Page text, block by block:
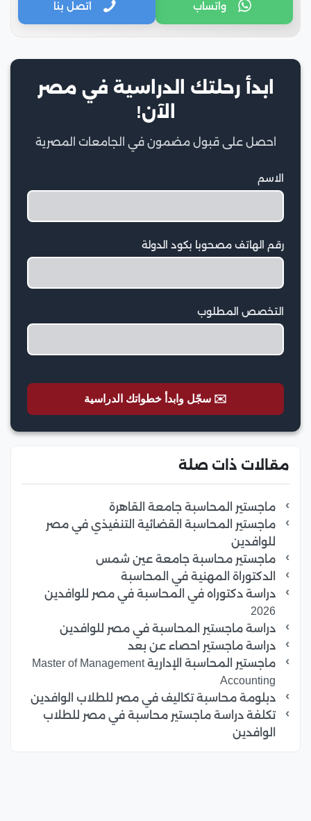
واتساب اتصل بنا
ابدأ رحلتك الدراسية في مصر
الآن!
احصل على قبول مضمون في الجامعات المصرية
الاسم
رقم الهاتف مصحوبا بكود الدولة
التخصص المطلوب
✉️ سجّل وابدأ خطواتك الدراسية
مقالات ذات صلة
ماجستير المحاسبة جامعة القاهرة
ماجستير المحاسبة القضائية التنفيذي في مصر
للوافدين
ماجستير محاسبة جامعة عين شمس
الدكتوراة المهنية في المحاسبة
دراسة دكتوراه في المحاسبة في مصر للوافدين
2026
دراسة ماجستير المحاسبة في مصر للوافدين
دراسة ماجستير احصاء عن بعد
ماجستير المحاسبة الإدارية Master of Management
Accounting
دبلومة محاسبة تكاليف في مصر للطلاب الوافدين
تكلفة دراسة ماجستير محاسبة في مصر للطلاب
الوافدين